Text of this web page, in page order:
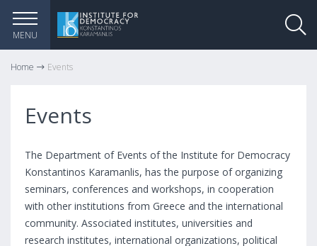
MENU
Home Events
Events
The Department of Events of the Institute for Democracy
Konstantinos Karamanlis, has the purpose of organizing
seminars, conferences and workshops, in cooperation
with other institutions from Greece and the international
community. Associated institutes, universities and
research institutes, international organizations, political